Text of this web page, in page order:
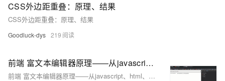
CSS外边距重叠：原理、结果
CSS外边距重叠：原理、结果
Goodluck-dys 219
前端 富文本编辑器原理——从javascript、html、css开始入门（二）
前端 富文本编辑器原理——从javascript、html、css开始入门